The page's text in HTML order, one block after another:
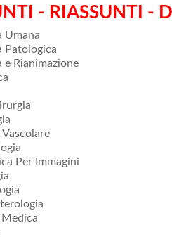
- RIASSUNTI -
Umana
Patologica
e Rianimazione
Per Immagini